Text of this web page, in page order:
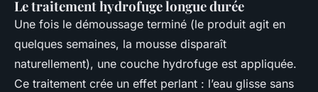
Le traitement hydrofuge longue durée
Une fois le démoussage terminé (le produit agit en
quelques semaines, la mousse disparaît
naturellement), une couche hydrofuge est appliquée.
Ce traitement crée un effet perlant : l’eau glisse sans